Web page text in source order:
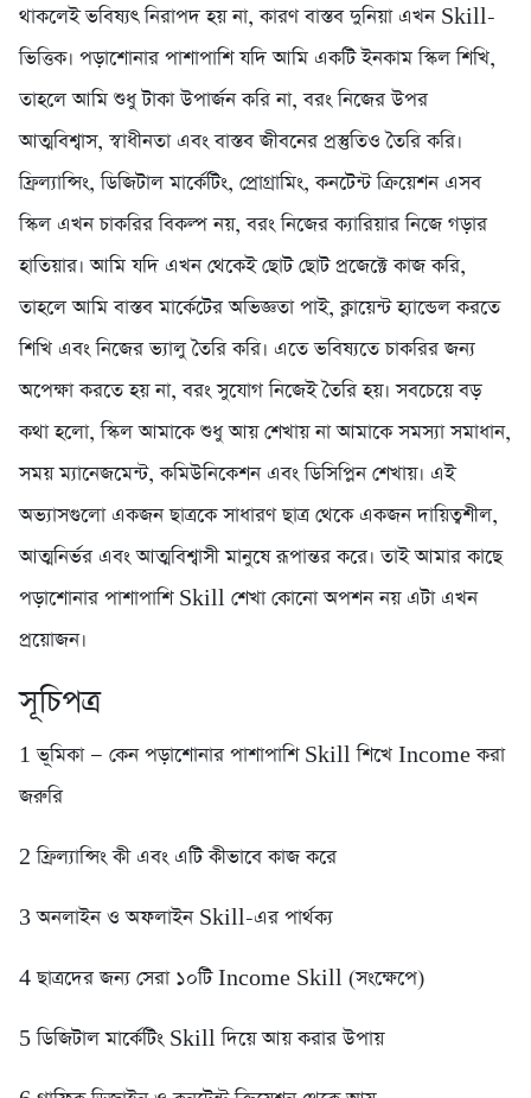
থাকলেই ভবিষ্যৎ নিরাপদ হয় না, কারণ বাস্তব দুনিয়া এখন Skill-
ভিত্তিক। পড়াশোনার পাশাপাশি যদি আমি একটি ইনকাম স্কিল শিখি,
তাহলে আমি শুধু টাকা উপার্জন করি না, বরং নিজের উপর
আত্মবিশ্বাস, স্বাধীনতা এবং বাস্তব জীবনের প্রস্তুতিও তৈরি করি।
ফ্রিল্যান্সিং, ডিজিটাল মার্কেটিং, প্রোগ্রামিং, কনটেন্ট ক্রিয়েশন এসব
স্কিল এখন চাকরির বিকল্প নয়, বরং নিজের ক্যারিয়ার নিজে গড়ার
হাতিয়ার। আমি যদি এখন থেকেই ছোট ছোট প্রজেক্টে কাজ করি,
তাহলে আমি বাস্তব মার্কেটের অভিজ্ঞতা পাই, ক্লায়েন্ট হ্যান্ডেল করতে
শিখি এবং নিজের ভ্যালু তৈরি করি। এতে ভবিষ্যতে চাকরির জন্য
অপেক্ষা করতে হয় না, বরং সুযোগ নিজেই তৈরি হয়। সবচেয়ে বড়
কথা হলো, স্কিল আমাকে শুধু আয় শেখায় না আমাকে সমস্যা সমাধান,
সময় ম্যানেজমেন্ট, কমিউনিকেশন এবং ডিসিপ্লিন শেখায়। এই
অভ্যাসগুলো একজন ছাত্রকে সাধারণ ছাত্র থেকে একজন দায়িত্বশীল,
আত্মনির্ভর এবং আত্মবিশ্বাসী মানুষে রূপান্তর করে। তাই আমার কাছে
পড়াশোনার পাশাপাশি Skill শেখা কোনো অপশন নয় এটা এখন
প্রয়োজন।
সূচিপত্র
1️ ভূমিকা — কেন পড়াশোনার পাশাপাশি Skill শিখে Income করা
জরুরি
2️ ফ্রিল্যান্সিং কী এবং এটি কীভাবে কাজ করে
3️ অনলাইন ও অফলাইন Skill-এর পার্থক্য
4️ ছাত্রদের জন্য সেরা ১০টি Income Skill (সংক্ষেপে)
5️ ডিজিটাল মার্কেটিং Skill দিয়ে আয় করার উপায়